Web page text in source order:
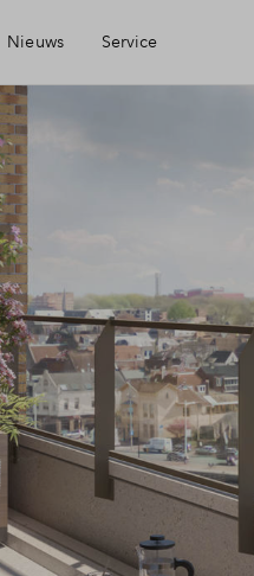
Nieuws Service
Financiering
Toewijzing
Woning kopen
Veelgestelde vragen